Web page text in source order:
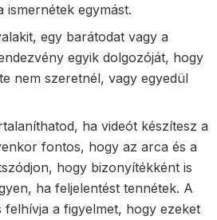
ismernétek egymást.
egy barátodat vagy a
egyik dolgozóját, hogy
nem szeretnél, vagy egyedül
ha videót készítesz a
fontos, hogy az arca és a
hogy bizonyítékként is
ha feljelentést tennétek. A
felhívja a figyelmet, hogy ezeket